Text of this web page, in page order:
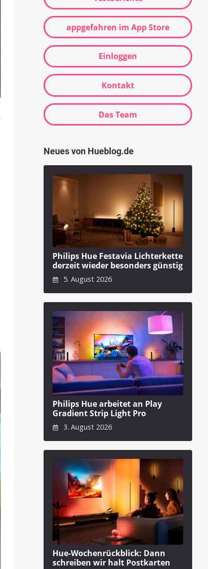
appgefahren im App Store
Einloggen
Kontakt
Das Team
Neues von Hueblog.de
Philips Hue Festavia Lichterkette
derzeit wieder besonders günstig
5. August 2026
Philips Hue arbeitet an Play
Gradient Strip Light Pro
3. August 2026
Hue-Wochenrückblick: Dann
schreiben wir halt Postkarten